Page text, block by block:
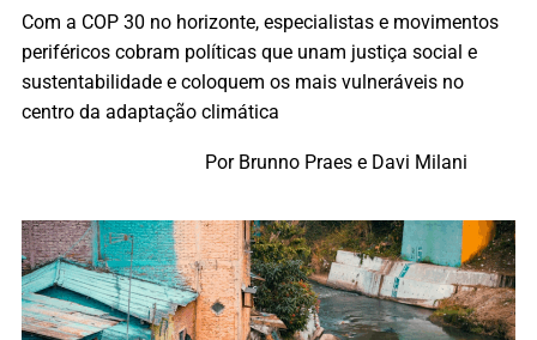
Com a COP 30 no horizonte, especialistas e movimentos
periféricos cobram políticas que unam justiça social e
sustentabilidade e coloquem os mais vulneráveis no
centro da adaptação climática
Por Brunno Praes e Davi Milani